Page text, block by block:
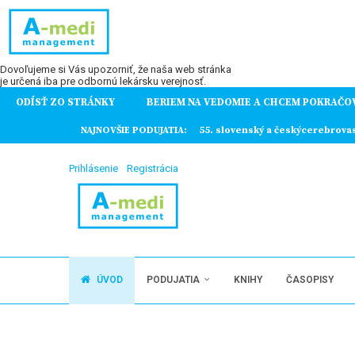
Dovoľujeme si Vás upozorniť, že naša web stránka
je určená iba pre odbornú lekársku verejnosť.
ODÍSŤ ZO STRÁNKY BERIEM NA VEDOMIE A CHCEM
NAJNOVŠIE PODUJATIA: 55. slovenský a
Prihlásenie Registrácia
ÚVOD PODUJATIA KNIHY ČASOPISY